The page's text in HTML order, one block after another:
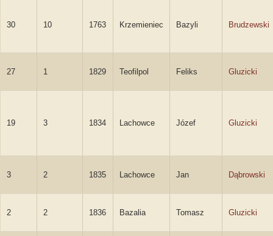
30 10 1763 Krzemieniec Bazyli Brudzewski
27 1 1829 Teofilpol Feliks Gluzicki
19 3 1834 Lachowce Józef Gluzicki
3 2 1835 Lachowce Jan Dąbrowski
2 2 1836 Bazalia Tomasz Gluzicki